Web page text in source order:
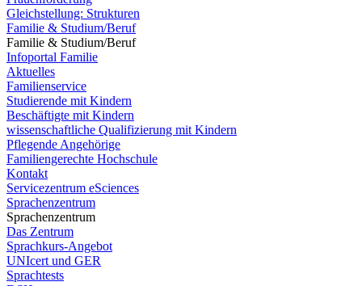
Gleichstellung: Strukturen
Familie & Studium/Beruf
Familie & Studium/Beruf
Infoportal Familie
Aktuelles
Familienservice
Studierende mit Kindern
Beschäftigte mit Kindern
wissenschaftliche Qualifizierung mit Kindern
Pflegende Angehörige
Familiengerechte Hochschule
Kontakt
Servicezentrum eSciences
Sprachenzentrum
Sprachenzentrum
Das Zentrum
Sprachkurs-Angebot
UNIcert und GER
Sprachtests